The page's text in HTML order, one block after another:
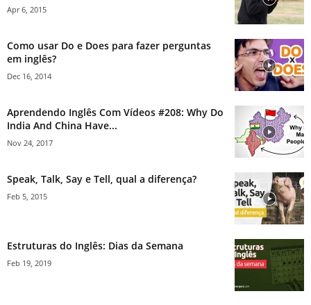
Apr 6, 2015
Como usar Do e Does para fazer perguntas
em inglês?
Dec 16, 2014
Aprendendo Inglês Com Vídeos #208: Why Do
India And China Have...
Nov 24, 2017
Speak, Talk, Say e Tell, qual a diferença?
Feb 5, 2015
Estruturas do Inglês: Dias da Semana
Feb 19, 2019